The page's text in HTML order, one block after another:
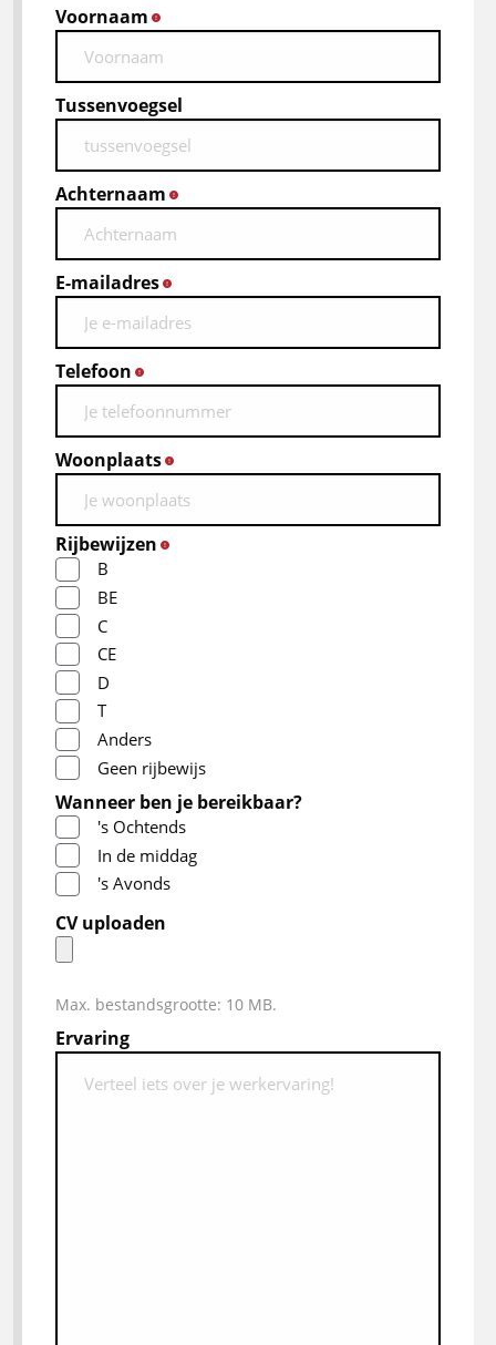
Voornaam
Tussenvoegsel
Achternaam
E-mailadres
Telefoon
Woonplaats
Rijbewijzen
B
BE
C
CE
D
T
Anders
Geen rijbewijs
Wanneer ben je bereikbaar?
's Ochtends
In de middag
's Avonds
CV uploaden
Max. bestandsgrootte: 10 MB.
Ervaring